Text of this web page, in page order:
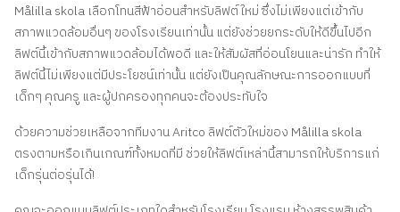
Målilla skola เลือกโทนสีฟ้าอ่อนสำหรับลิฟต์ใหม่ ซึ่งไม่เพียงแต่เข้ากับ
สภาพแวดล้อมอื่นๆ ของโรงเรียนเท่านั้น แต่ยังช่วยยกระดับให้ดีขึ้นไปอีก
ลิฟต์นี้เข้ากับสภาพแวดล้อมได้พอดี และให้สัมผัสที่อ่อนโยนและน่ารัก ทำให้
ลิฟต์นี้ไม่เพียงแต่มีประโยชน์เท่านั้น แต่ยังเป็นคุณลักษณะการออกแบบที่
เด็กๆ คุณครู และผู้ปกครองทุกคนจะต้องประทับใจ
ด้วยความช่วยเหลือจากทีมงาน Aritco ลิฟต์ตัวใหม่ของ Målilla skola
ตรงตามหรือเกินเกณฑ์ทั้งหมดที่มี ช่วยให้ลิฟต์เหล่านี้สามารถให้บริการแก่
เด็กรุ่นต่อรุ่นได้!